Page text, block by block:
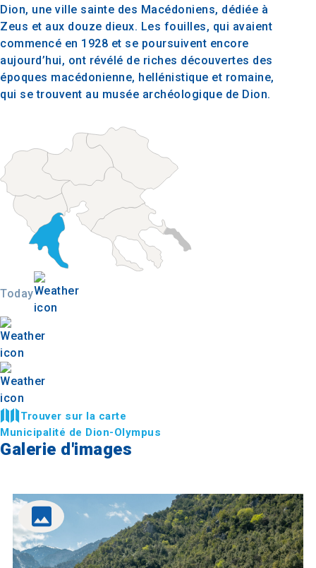
Dion, une ville sainte des Macédoniens, dédiée à
Zeus et aux douze dieux. Les fouilles, qui avaient
commencé en 1928 et se poursuivent encore
aujourd’hui, ont révélé de riches découvertes des
époques macédonienne, hellénistique et romaine,
qui se trouvent au musée archéologique de Dion.
Today
Trouver sur la carte
Municipalité de Dion-Olympus
Galerie d'images